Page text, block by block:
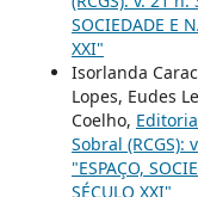
SOCIEDADE E
XXI"
Isorlanda
Lopes, Eudes
Coelho,
Sobral (RCGS):
"ESPAÇO,
SÉCULO XXI"